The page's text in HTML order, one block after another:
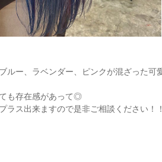
ルー、ラベンダー、ピンクが混ざった可
も存在感があって◎
ラス出来ますので是非ご相談ください！！